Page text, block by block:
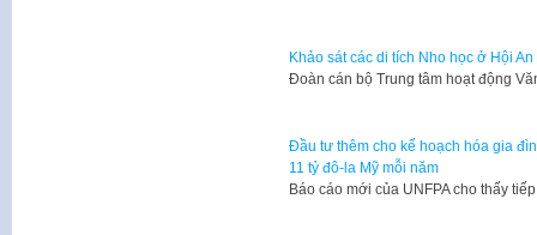
Khảo sát các di tích Nho học ở Hội An
​​Đoàn cán bộ Trung tâm hoạt động
Đầu tư thêm cho kế hoạch hóa gia
11 tỷ đô-la Mỹ mỗi năm
Báo cáo mới của UNFPA cho thấy